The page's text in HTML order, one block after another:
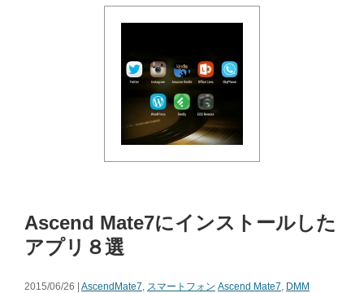
Ascend Mate7にインストールした
アプリ８選
2015/06/26 | AscendMate7, スマートフォン Ascend Mate7, DMM